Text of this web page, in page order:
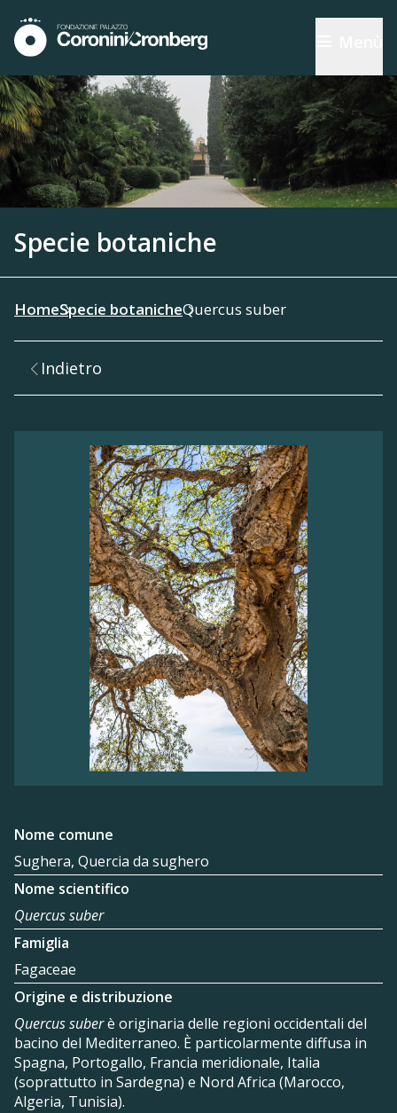
Specie botaniche
HomeSpecie botanicheQuercus suber
Indietro
Nome comune
Sughera, Quercia da sughero
Nome scientifico
Quercus suber
Famiglia
Fagaceae
Origine e distribuzione
Quercus suberè originaria delle regioni occidentali del
bacino del Mediterraneo. È particolarmente diffusa in
Spagna, Portogallo, Francia meridionale, Italia
(soprattutto in Sardegna) e Nord Africa (Marocco,
Algeria, Tunisia).